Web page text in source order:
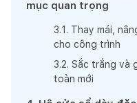
mục quan trọng
3.1 . Thay mái,
cho công trình
3.2. Sắc trắng và
toàn mới